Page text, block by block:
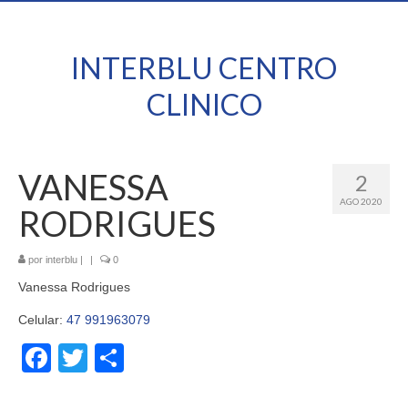
INTERBLU CENTRO
CLINICO
2
AGO 2020
VANESSA
RODRIGUES
por interblu | | 0
Vanessa Rodrigues
Celular: 47 991963079
Facebook
Twitter